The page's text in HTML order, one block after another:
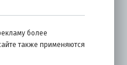
более
также применяются